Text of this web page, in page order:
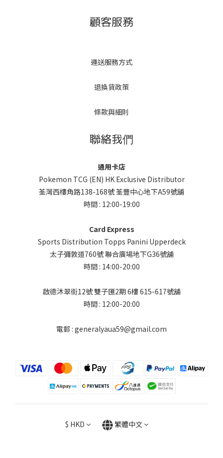
顧客服務
運送服務方式
退換貨政策
條款與細則
聯絡我們
通用卡店
Pokemon TCG (EN) HK Exclusive Distributor
荃灣西樓角路138-168號 荃豐中心地下A59號舖
時間 : 12:00-19:00
Card Express
Sports Distribution Topps Panini Upperdeck
太子彌敦道760號 聯合廣場地下G36號舖
時間 : 14:00-20:00
啟德沐翠街12號 雙子匯2期 6樓 615-617號舖
時間 : 12:00-20:00
電郵 : generalyaua59@gmail.com
$ HKD 繁體中文